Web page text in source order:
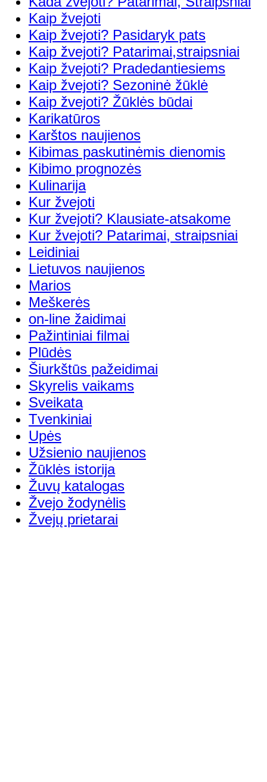
Kaip žvejoti
Kaip žvejoti? Pasidaryk pats
Kaip žvejoti? Patarimai,straipsniai
Kaip žvejoti? Pradedantiesiems
Kaip žvejoti? Sezoninė žūklė
Kaip žvejoti? Žūklės būdai
Karikatūros
Karštos naujienos
Kibimas paskutinėmis dienomis
Kibimo prognozės
Kulinarija
Kur žvejoti
Kur žvejoti? Klausiate-atsakome
Kur žvejoti? Patarimai, straipsniai
Leidiniai
Lietuvos naujienos
Marios
Meškerės
on-line žaidimai
Pažintiniai filmai
Plūdės
Šiurkštūs pažeidimai
Skyrelis vaikams
Sveikata
Tvenkiniai
Upės
Užsienio naujienos
Žūklės istorija
Žuvų katalogas
Žvejo žodynėlis
Žvejų prietarai